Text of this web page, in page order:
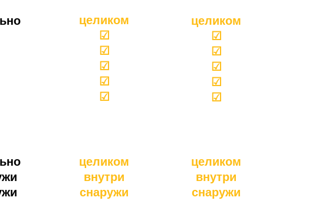
целиком
☑
☑
☑
☑
☑
целиком
внутри
снаружи
целиком
☑
☑
☑
☑
☑
целиком
внутри
снаружи